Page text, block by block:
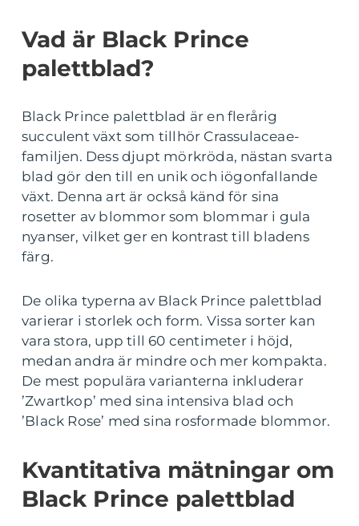
Vad är Black Prince
palettblad?
Black Prince palettblad är en flerårig
succulent växt som tillhör Crassulaceae-
familjen. Dess djupt mörkröda, nästan svarta
blad gör den till en unik och iögonfallande
växt. Denna art är också känd för sina
rosetter av blommor som blommar i gula
nyanser, vilket ger en kontrast till bladens
färg.
De olika typerna av Black Prince palettblad
varierar i storlek och form. Vissa sorter kan
vara stora, upp till 60 centimeter i höjd,
medan andra är mindre och mer kompakta.
De mest populära varianterna inkluderar
’Zwartkop’ med sina intensiva blad och
’Black Rose’ med sina rosformade blommor.
Kvantitativa mätningar om
Black Prince palettblad